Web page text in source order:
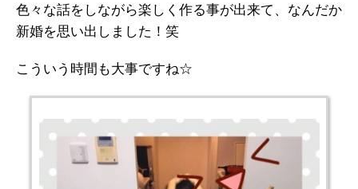
色々な話をしながら楽しく作る事が出来て、なんだか
新婚を思い出しました！笑
こういう時間も大事ですね☆